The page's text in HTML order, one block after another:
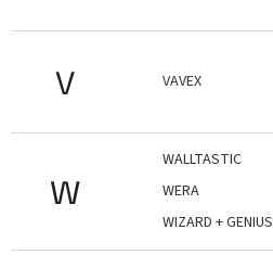
V VAVEX
W
WALLTASTIC
WERA
WIZARD + GENIUS